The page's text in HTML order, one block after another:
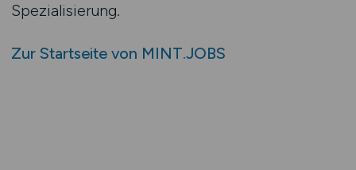
Spezialisierung.
Zur Startseite von MINT.JOBS